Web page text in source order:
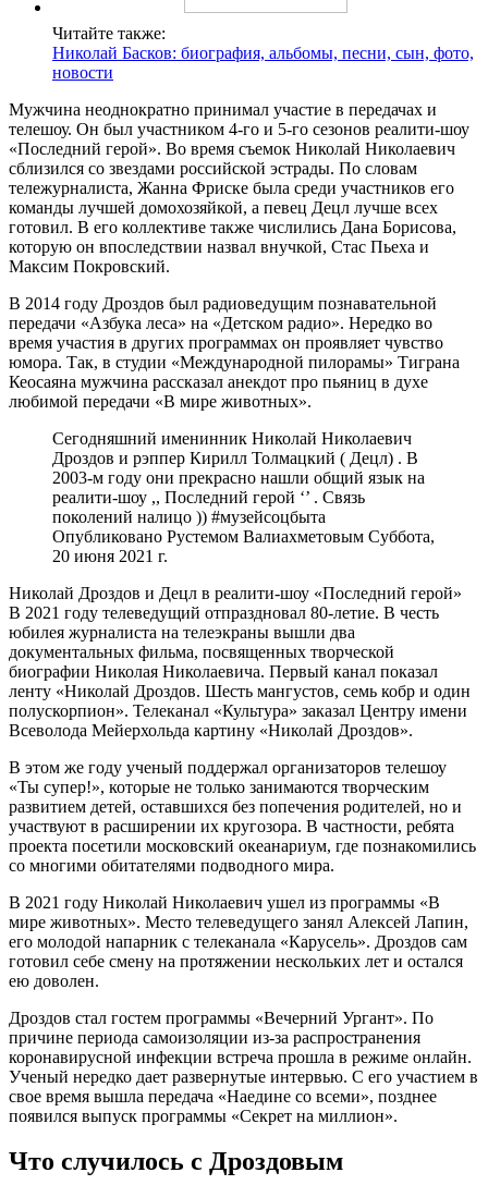
Читайте также:
Николай Басков: биография, альбомы, песни, сын, фото,
новости
Мужчина неоднократно принимал участие в передачах и
телешоу. Он был участником 4-го и 5-го сезонов реалити-шоу
«Последний герой». Во время съемок Николай Николаевич
сблизился со звездами российской эстрады. По словам
тележурналиста, Жанна Фриске была среди участников его
команды лучшей домохозяйкой, а певец Децл лучше всех
готовил. В его коллективе также числились Дана Борисова,
которую он впоследствии назвал внучкой, Стас Пьеха и
Максим Покровский.
В 2014 году Дроздов был радиоведущим познавательной
передачи «Азбука леса» на «Детском радио». Нередко во
время участия в других программах он проявляет чувство
юмора. Так, в студии «Международной пилорамы» Тиграна
Кеосаяна мужчина рассказал анекдот про пьяниц в духе
любимой передачи «В мире животных».
Сегодняшний именинник Николай Николаевич
Дроздов и рэппер Кирилл Толмацкий ( Децл) . В
2003-м году они прекрасно нашли общий язык на
реалити-шоу ,, Последний герой ‘’ . Связь
поколений налицо )) #музейсоцбыта
Опубликовано Рустемом Валиахметовым Суббота,
20 июня 2021 г.
Николай Дроздов и Децл в реалити-шоу «Последний герой»
В 2021 году телеведущий отпраздновал 80-летие. В честь
юбилея журналиста на телеэкраны вышли два
документальных фильма, посвященных творческой
биографии Николая Николаевича. Первый канал показал
ленту «Николай Дроздов. Шесть мангустов, семь кобр и один
полускорпион». Телеканал «Культура» заказал Центру имени
Всеволода Мейерхольда картину «Николай Дроздов».
В этом же году ученый поддержал организаторов телешоу
«Ты супер!», которые не только занимаются творческим
развитием детей, оставшихся без попечения родителей, но и
участвуют в расширении их кругозора. В частности, ребята
проекта посетили московский океанариум, где познакомились
со многими обитателями подводного мира.
В 2021 году Николай Николаевич ушел из программы «В
мире животных». Место телеведущего занял Алексей Лапин,
его молодой напарник с телеканала «Карусель». Дроздов сам
готовил себе смену на протяжении нескольких лет и остался
ею доволен.
Дроздов стал гостем программы «Вечерний Ургант». По
причине периода самоизоляции из-за распространения
коронавирусной инфекции встреча прошла в режиме онлайн.
Ученый нередко дает развернутые интервью. С его участием в
свое время вышла передача «Наедине со всеми», позднее
появился выпуск программы «Секрет на миллион».
Что случилось с Дроздовым